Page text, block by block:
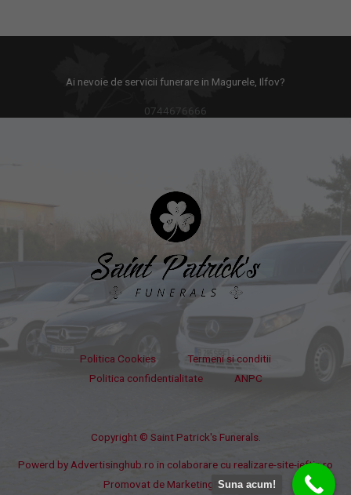
Ai nevoie de servicii funerare in Magurele, Ilfov?
0744676666
Politica Cookies
Termeni si conditii
Politica confidentialitate
ANPC
Copyright © Saint Patrick's Funerals.
Powerd by Advertisinghub.ro in colaborare cu realizare-site-ieftin.ro
Promovat de MarketingPPC.roSuna acum!